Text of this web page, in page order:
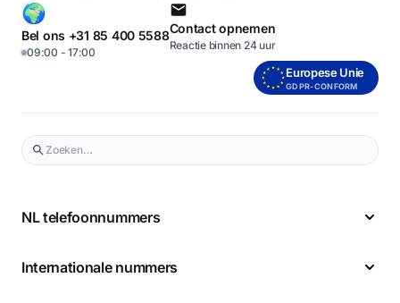
Bel ons +31 85 400 5588
09:00 - 17:00
Contact opnemen
Reactie binnen 24 uur
Europese Unie
GDPR-CONFORM
NL telefoonnummers
Internationale nummers